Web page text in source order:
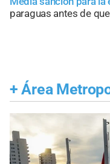
paraguas antes de
+ Área